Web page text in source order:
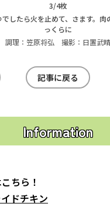
3/4枚
したら火を止めて、さます。肉
っくらに
調理：笠原将弘 撮影：日置武晴
記事に戻る
Information
ちら！
ドチキン